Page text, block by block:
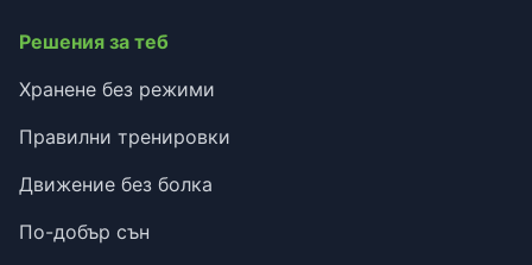
Решения за теб
Хранене без режими
Правилни тренировки
Движение без болка
По-добър сън